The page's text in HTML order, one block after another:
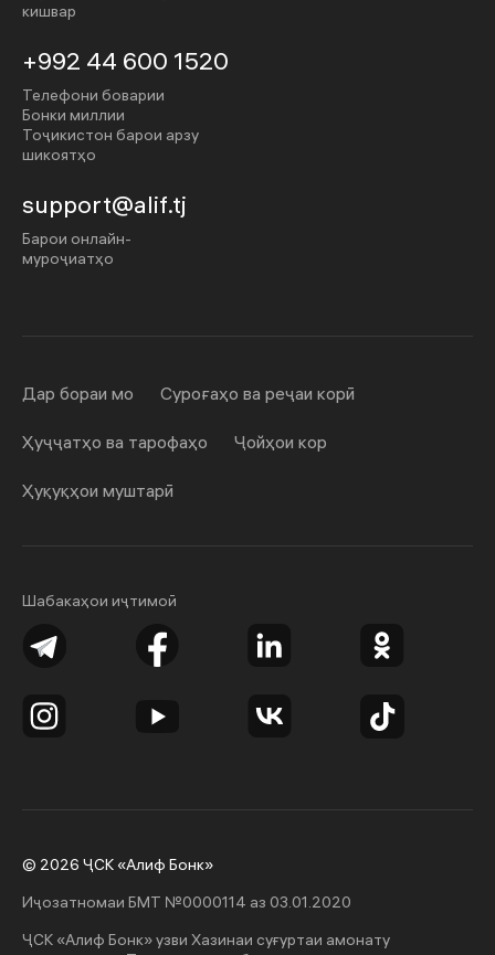
кишвар
+992 44 600 1520
Телефони боварии
Бонки миллии
Тоҷикистон барои арзу
шикоятҳо
support@alif.tj
Барои онлайн-
муроҷиатҳо
Шабакаҳои иҷтимоӣ
Дар бораи мо Суроғаҳо ва реҷаи корӣ
Ҳуҷҷатҳо ва тарофаҳо Ҷойҳои кор
Ҳуқуқҳои муштарӣ
© 2026 ҶСК «Алиф Бонк»
Иҷозатномаи БМТ №0000114 аз 03.01.2020
ҶСК «Алиф Бонк» узви Хазинаи суғуртаи амонату